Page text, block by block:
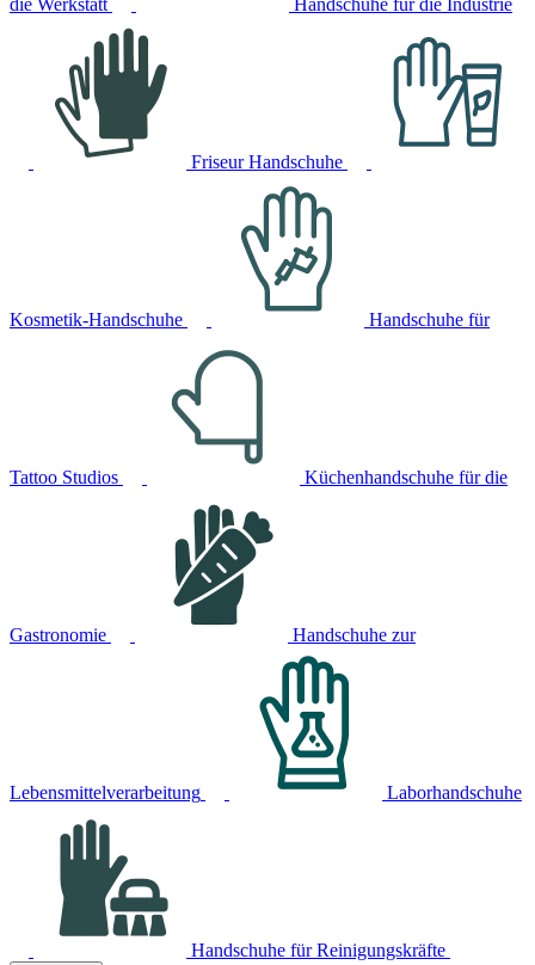
die Werkstatt Handschuhe für die Industrie
Friseur Handschuhe
Kosmetik-Handschuhe Handschuhe für
Tattoo Studios Küchenhandschuhe für die
Gastronomie Handschuhe zur
Lebensmittelverarbeitung Laborhandschuhe
Handschuhe für Reinigungskräfte